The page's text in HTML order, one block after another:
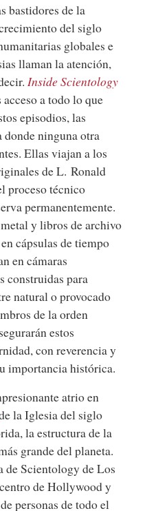
bastidores de la
del siglo
globales e
llaman la atención,
Inside Scientology
a todo lo que
episodios, las
donde ninguna otra
Ellas viajan a los
de L. Ronald
proceso técnico
permanentemente.
y libros de archivo
cápsulas de tiempo
en cámaras
construidas para
natural o provocado
de la orden
estos
con reverencia y
importancia histórica.
atrio en
la Iglesia del siglo
la estructura de la
grande del planeta.
de Scientology de Los
de Hollywood y
personas de todo el